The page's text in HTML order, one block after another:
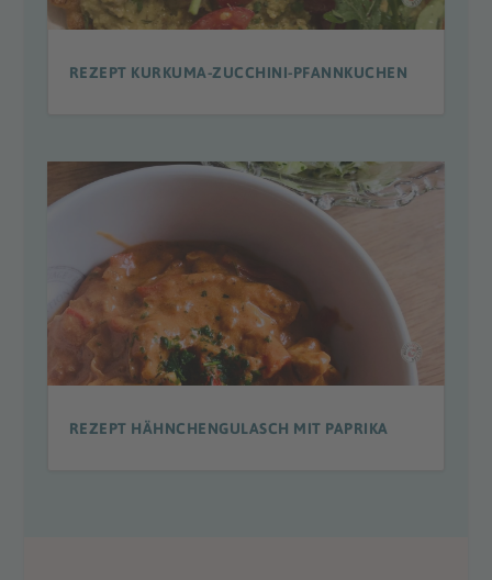
REZEPT KURKUMA-ZUCCHINI-PFANNKUCHEN
REZEPT HÄHNCHENGULASCH MIT PAPRIKA